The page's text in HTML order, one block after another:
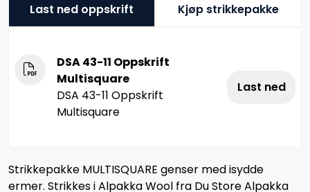
Last ned oppskrift Kjøp strikkepakke
DSA 43-11 Oppskrift
Multisquare
DSA 43-11 Oppskrift
Multisquare
Last ned
Strikkepakke MULTISQUARE genser med isydde
ermer. Strikkes i Alpakka Wool fra Du Store Alpakka